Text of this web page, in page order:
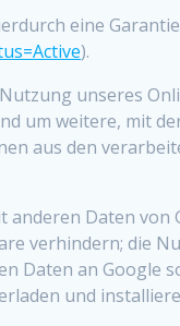
eine
).
unseres
um weitere, mit
aus den
Daten
verhindern; die
Daten an Google
und